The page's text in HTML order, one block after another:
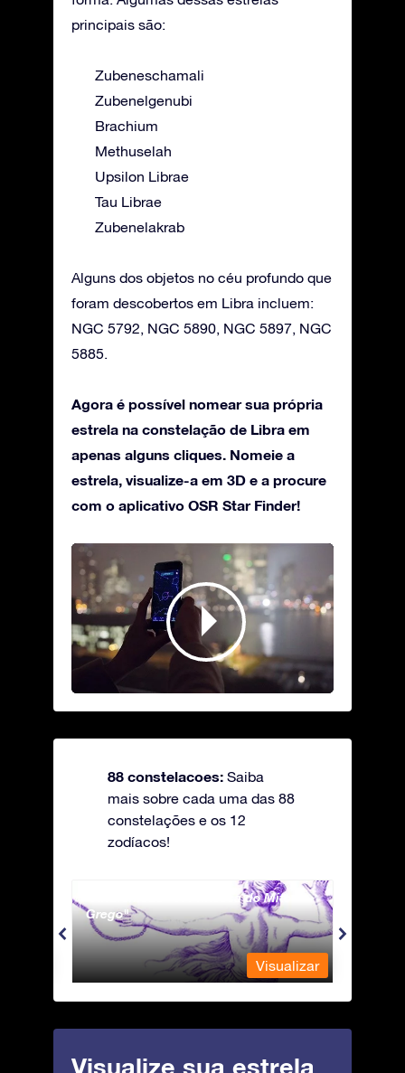
principais são:
Zubeneschamali
Zubenelgenubi
Brachium
Methuselah
Upsilon Librae
Tau Librae
Zubenelakrab
Alguns dos objetos no céu profundo que
foram descobertos em Libra incluem:
NGC 5792, NGC 5890, NGC 5897, NGC
5885.
Agora é possível nomear sua própria
estrela na constelação de Libra em
apenas alguns cliques. Nomeie a
estrela, visualize-a em 3D e a procure
com o aplicativo OSR Star Finder!
88 constelacoes: Saiba
mais sobre cada uma das 88
constelações e os 12
zodíacos!
Andromeda - A Princesa do Mito
Grego
Visualizar
Visualize sua estrela